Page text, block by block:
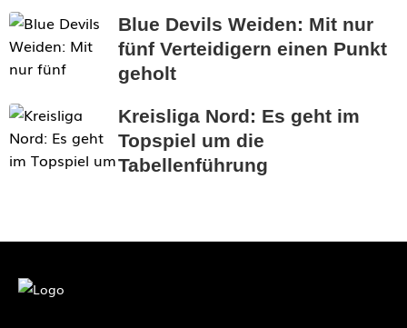
Blue Devils Weiden: Mit nur
fünf Verteidigern einen Punkt
geholt
Kreisliga Nord: Es geht im
Topspiel um die
Tabellenführung